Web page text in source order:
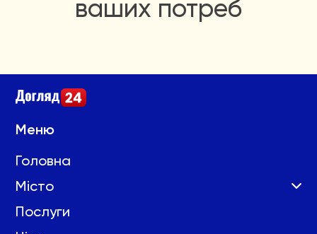
ваших потреб
Меню
Головна
Місто
Послуги